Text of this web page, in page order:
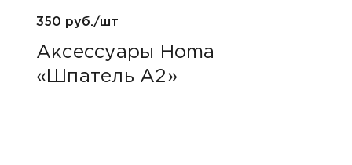
350 руб./шт
Аксессуары Homa
«Шпатель А2»